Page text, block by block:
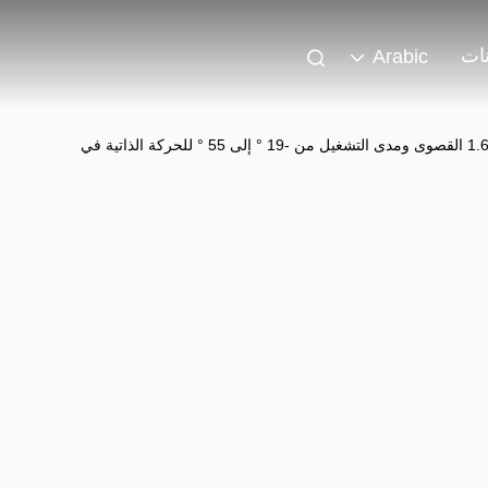
Arabic
هيكل UGV من سبائك معدنية عالية القوة مع سرعة 1.6m / s القصوى ومدى التشغيل من -19 ° إلى 55 ° للحركة الذاتية في